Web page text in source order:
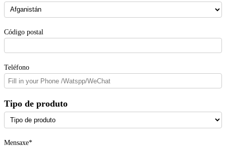
Código postal
Teléfono
Tipo de produto
Mensaxe*